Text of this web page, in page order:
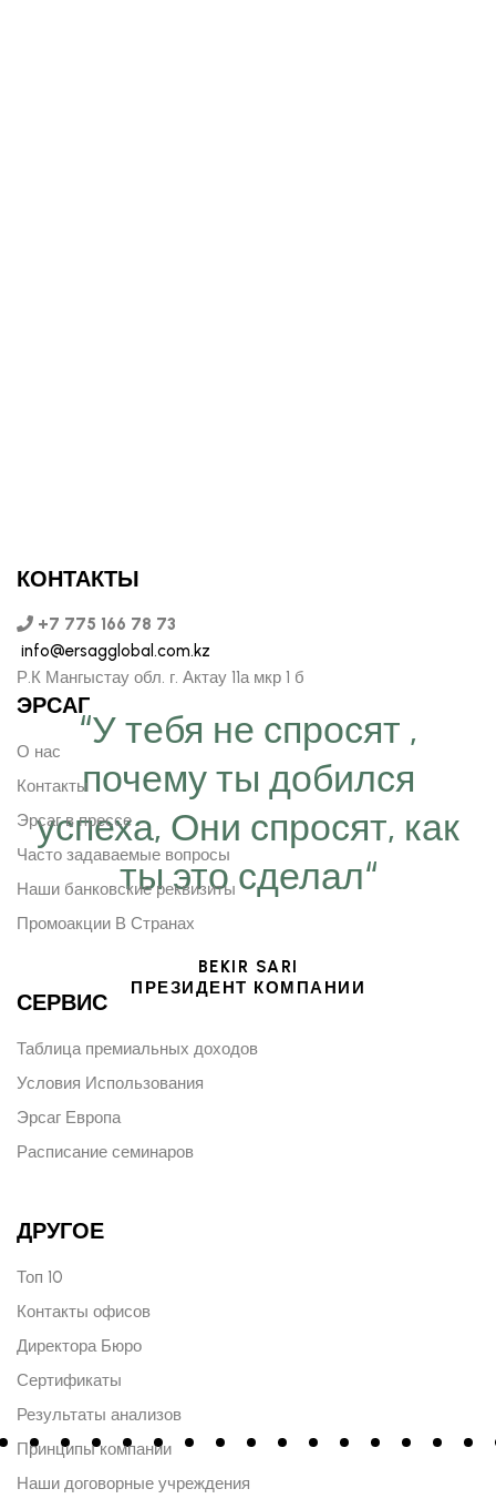
“У тебя не спросят ,
почему ты добился
успеха, Они спросят, как
ты это сделал“
BEKIR SARI
ПРЕЗИДЕНТ КОМПАНИИ
КОНТАКТЫ
+7 775 166 78 73
info@ersagglobal.com.kz
Р.К Мангыстау обл. г. Актау 11а мкр 1 б
ЭРСАГ
О нас
Контакты
Эрсаг в прессе
Часто задаваемые вопросы
Наши банковские реквизиты
Промоакции В Странах
СЕРВИС
Таблица премиальных доходов
Условия Использования
Эрсаг Европа
Расписание семинаров
ДРУГОЕ
Топ 10
Контакты офисов
Директора Бюро
Сертификаты
Результаты анализов
Принципы компании
Наши договорные учреждения